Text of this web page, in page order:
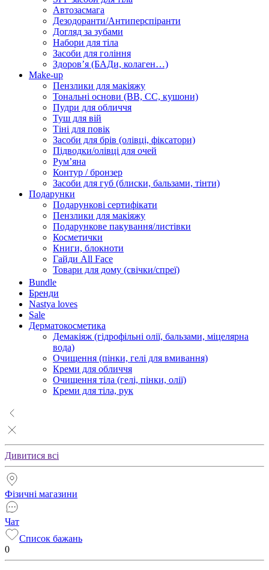
Автозасмага
Дезодоранти/Антиперспіранти
Догляд за зубами
Набори для тіла
Засоби для гоління
Здоровʼя (БАДи, колаген…)
Make-up
Пензлики для макіяжу
Тональні основи (BB, CC, кушони)
Пудри для обличчя
Туш для вій
Тіні для повік
Засоби для брів (олівці, фіксатори)
Підводки/олівці для очей
Румʼяна
Контур / бронзер
Засоби для губ (блиски, бальзами, тінти)
Подарунки
Подарункові сертифікати
Пензлики для макіяжу
Подарункове пакування/листівки
Косметички
Книги, блокноти
Гайди All Face
Товари для дому (свічки/спреї)
Bundle
Бренди
Nastya loves
Sale
Дерматокосметика
Демакіяж (гідрофільні олії, бальзами, міцелярна
вода)
Очищення (пінки, гелі для вмивання)
Креми для обличчя
Очищення тіла (гелі, пінки, олії)
Креми для тіла, рук
Дивитися всі
Фізичні магазини
Чат
Список бажань
0